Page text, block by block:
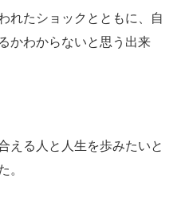
れたショックとともに、自
かわからないと思う出来
える人と人生を歩みたいと
。